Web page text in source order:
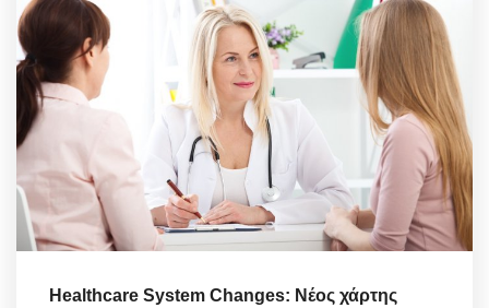
Healthcare System Changes: Νέος χάρτης